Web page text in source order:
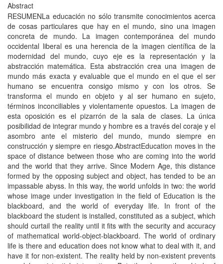
Abstract
RESUMENLa educación no sólo transmite conocimientos acerca
de cosas particulares que hay en el mundo, sino una imagen
concreta de mundo. La imagen contemporánea del mundo
occidental liberal es una herencia de la imagen científica de la
modernidad del mundo, cuyo eje es la representación y la
abstracción matemática. Esta abstracción crea una imagen de
mundo más exacta y evaluable que el mundo en el que el ser
humano se encuentra consigo mismo y con los otros. Se
transforma el mundo en objeto y al ser humano en sujeto,
términos inconciliables y violentamente opuestos. La imagen de
esta oposición es el pizarrón de la sala de clases. La única
posibilidad de integrar mundo y hombre es a través del coraje y el
asombro ante el misterio del mundo, mundo siempre en
construcción y siempre en riesgo.AbstractEducation moves in the
space of distance between those who are coming into the world
and the world that they arrive. Since Modern Age, this distance
formed by the opposing subject and object, has tended to be an
impassable abyss. In this way, the world unfolds in two: the world
whose image under investigation in the field of Education is the
blackboard, and the world of everyday life. In front of the
blackboard the student is installed, constituted as a subject, which
should curtail the reality until it fits with the security and accuracy
of mathematical world-object-blackboard. The world of ordinary
life is there and education does not know what to deal with it, and
have it for non-existent. The reality held by non-existent prevents